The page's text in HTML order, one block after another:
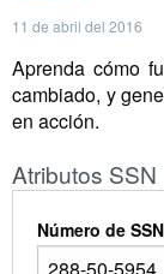
11 de abril del 2016
Aprenda cómo
cambiado, y
en acción.
Atributos SSN
Número de SSN